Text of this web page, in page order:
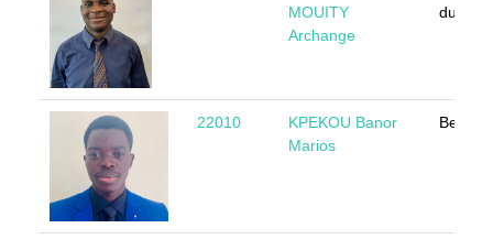
MOUITY
Archange
du
22010
KPEKOU Banor
Marios
Benin